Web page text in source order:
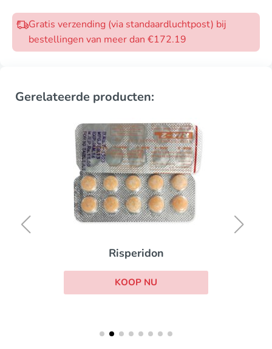
Gratis verzending (via standaardluchtpost) bij
bestellingen van meer dan €172.19
Gerelateerde producten:
Risperidon
KOOP NU